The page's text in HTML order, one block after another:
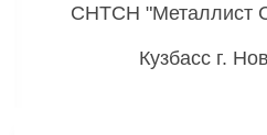
СНТСН "Металлист
Кузбасс г.